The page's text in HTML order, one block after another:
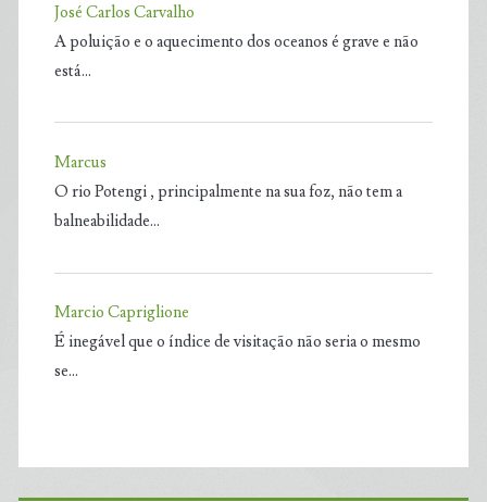
José Carlos Carvalho
A poluição e o aquecimento dos oceanos é grave e não
está…
Marcus
O rio Potengi , principalmente na sua foz, não tem a
balneabilidade…
Marcio Capriglione
É inegável que o índice de visitação não seria o mesmo
se…